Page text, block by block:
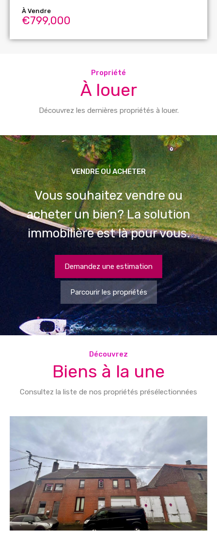
À Vendre
€799,000
Propriété
À louer
Découvrez les dernières propriétés à louer.
VENDRE OU ACHETER
Vous souhaitez vendre ou
acheter un bien? La solution
immobilière est là pour vous.
Demandez une estimation
Parcourir les propriétés
Découvrez
Biens à la une
Consultez la liste de nos propriétés présélectionnées